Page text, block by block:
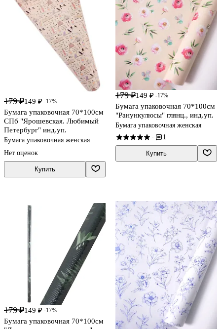
179 ₽149 ₽ -17%
Бумага упаковочная 70*100см
СПб "Ярошевская. Любимый
Петербург" инд.уп.
Бумага упаковочная женская
Нет оценок
Купить
179 ₽149 ₽ -17%
Бумага упаковочная 70*100см
"Ранункулюсы" глянц., инд.уп.
Бумага упаковочная женская
· 1
Купить
179 ₽149 ₽ -17%
Бумага упаковочная 70*100см